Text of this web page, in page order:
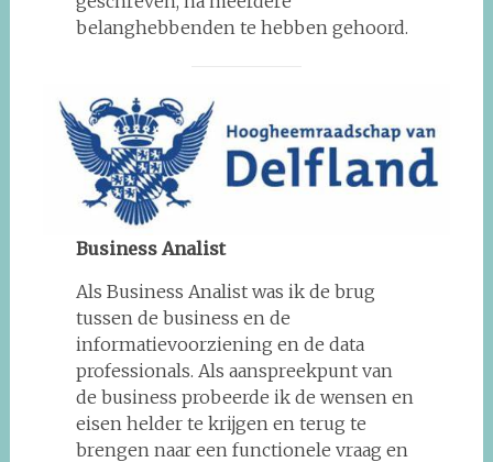
belanghebbenden te hebben gehoord.
Business Analist
Als Business Analist was ik de brug
tussen de business en de
informatievoorziening en de data
professionals. Als aanspreekpunt van
de business probeerde ik de wensen en
eisen helder te krijgen en terug te
brengen naar een functionele vraag en